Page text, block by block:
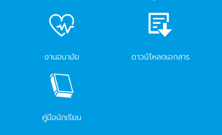
งานอนามัย ดาวน์โหลดเอกสาร
คู่มือนักเรียน